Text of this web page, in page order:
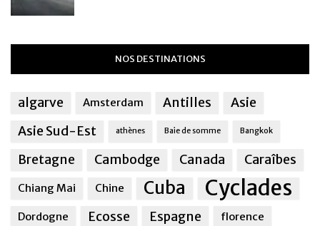
NOS DESTINATIONS
algarve Amsterdam Antilles
Asie
Asie Sud-Est
athènes Baie de somme Bangkok
Bretagne Cambodge Canada Caraîbes
Chiang Mai Chine Cuba Cyclades
Dordogne Ecosse Espagne florence